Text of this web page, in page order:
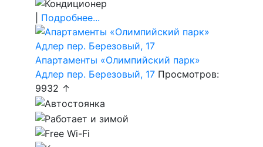
Подробнее...
Апартаменты «Олимпийский парк»
Адлер пер. Березовый, 17 Просмотров:
9932 ↑